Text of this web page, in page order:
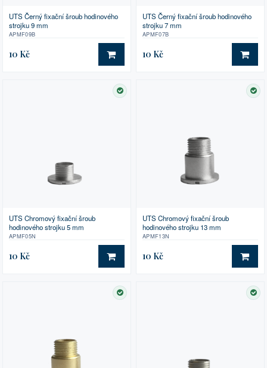
UTS Černý fixační šroub hodinového
strojku 9 mm
APMF09B
10 Kč DO KOŠÍKU
UTS Černý fixační šroub hodinového
strojku 7 mm
APMF07B
10 Kč DO
SKLADEM
UTS Chromový fixační šroub
hodinového strojku 5 mm
APMF05N
10 Kč DO KOŠÍKU
UTS Chromový fixační šroub
hodinového strojku 13 mm
APMF13N
10 Kč DO
SKLADEM